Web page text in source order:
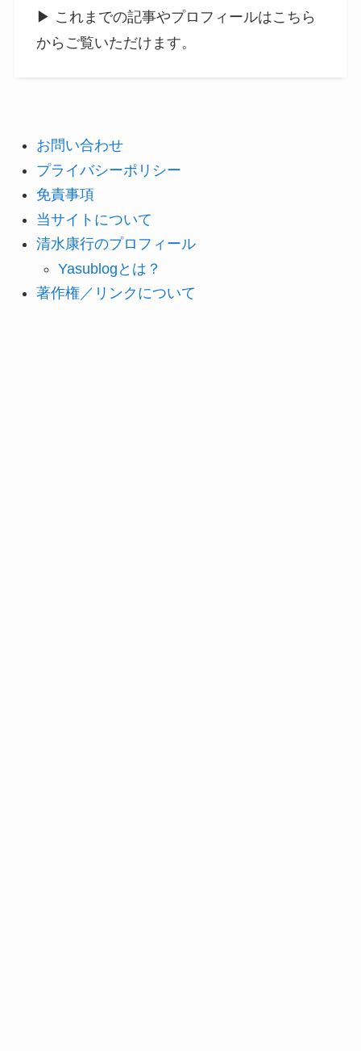
▶ これまでの記事やプロフィールはこちら
からご覧いただけます。
お問い合わせ
プライバシーポリシー
免責事項
当サイトについて
清水康行のプロフィール
Yasublogとは？
著作権／リンクについて